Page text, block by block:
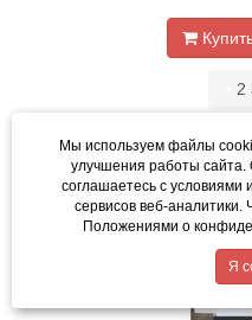
2
Мы используем файлы
улучшения работы
соглашаетесь с условиями
сервисов веб-
Положениями о
Я